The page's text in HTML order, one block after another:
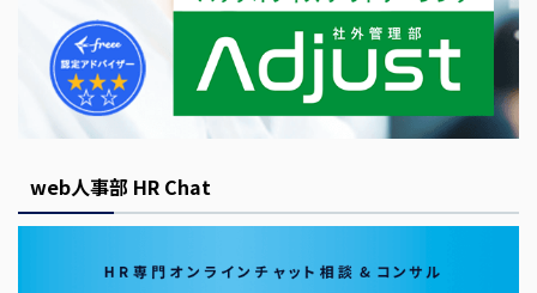
web人事部 HR Chat